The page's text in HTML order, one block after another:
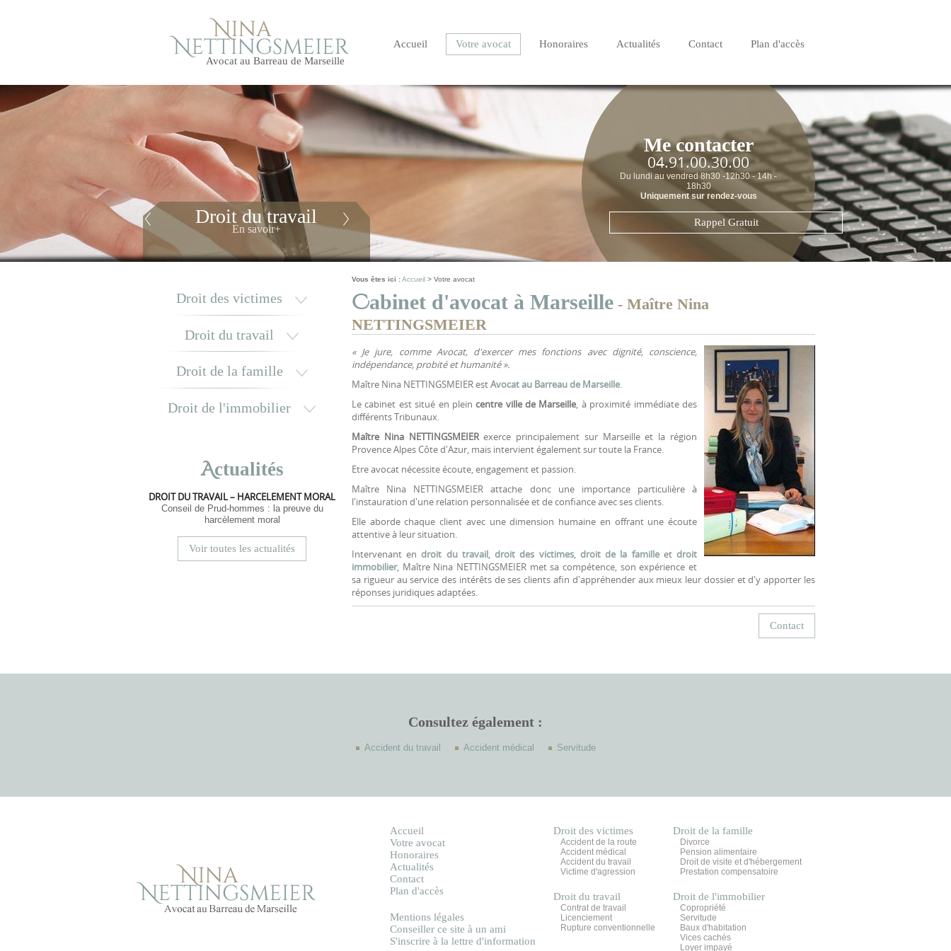
Accueil Votre avocat Honoraires Actualités Contact
Plan d'accès
Avocat au Barreau de Marseille
Me contacter
04.91.00.30.00
Du lundi au vendred 8h30 -12h30 - 14h -
18h30
Uniquement sur rendez-vous
Rappel Gratuit
Droit du travail
Texte en attente texte en attente texte en
attente texte en attente texte en attente texte
en attente texte en attente
En savoir+
Vous êtes ici :Accueil > Votre avocat
Cabinet d'avocat à Marseille - Maître Nina
NETTINGSMEIER
« Je jure, comme Avocat, d'exercer mes fonctions avec dignité, conscience,
indépendance, probité et humanité ».
Maître Nina NETTINGSMEIER estAvocat au Barreau de Marseille.
Le cabinet est situé en pleincentre ville de Marseille, à proximité immédiate des
différents Tribunaux.
Maître Nina NETTINGSMEIERexerce principalement sur Marseille et la région
Provence Alpes Côte d'Azur, mais intervient également sur toute la France.
Etre avocat nécessite écoute, engagement et passion.
Maître Nina NETTINGSMEIER attache donc une importance particulière à
l'instauration d'une relation personnalisée et de confiance avec ses clients.
Elle aborde chaque client avec une dimension humaine en offrant une écoute
attentive à leur situation.
Intervenant endroit du travail,droit des victimes, droit de la familleetdroit
immobilier, Maître Nina NETTINGSMEIER met sa compétence, son expérience et
sa rigueur au service des intérêts de ses clients afin d'appréhender aux mieux leur dossier et d'y apporter les
réponses juridiques adaptées.
Contact
Droit des victimes
Droit du travail
Droit de la famille
Droit de l'immobilier
Actualités
DROIT DU TRAVAIL – HARCELEMENT MORAL
Conseil de Prud-hommes : la preuve du
harcèlement moral
Voir toutes les actualités
Consultez également :
Accident du travail Accident médical Servitude
Accueil
Votre avocat
Honoraires
Actualités
Contact
Plan d'accès
Mentions légales
Conseiller ce site à un ami
S'inscrire à la lettre d'information
Droit des victimes
Accident de la route
Accident médical
Accident du travail
Victime d'agression
Droit du travail
Contrat de travail
Licenciement
Rupture conventionnelle
Droit de la famille
Divorce
Pension alimentaire
Droit de visite et d'hébergement
Prestation compensatoire
Droit de l'immobilier
Copropriété
Servitude
Baux d'habitation
Vices cachés
Loyer impayé